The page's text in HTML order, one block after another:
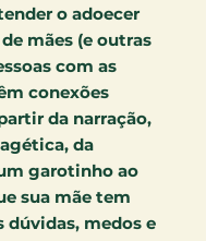
o adoecer
mães (e outras
com as
conexões
da narração,
da
garotinho ao
sua mãe tem
dúvidas, medos e